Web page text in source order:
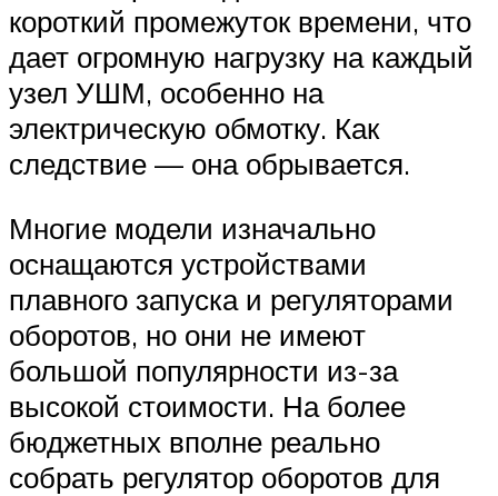
короткий промежуток времени, что
дает огромную нагрузку на каждый
узел УШМ, особенно на
электрическую обмотку. Как
следствие — она обрывается.
Многие модели изначально
оснащаются устройствами
плавного запуска и регуляторами
оборотов, но они не имеют
большой популярности из-за
высокой стоимости. На более
бюджетных вполне реально
собрать регулятор оборотов для